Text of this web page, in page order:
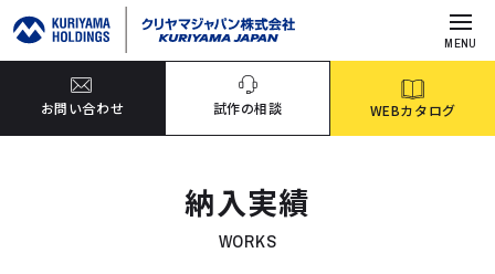
MENU
お問い合わせ 試作の相談 WEBカタログ
納入実績
WORKS